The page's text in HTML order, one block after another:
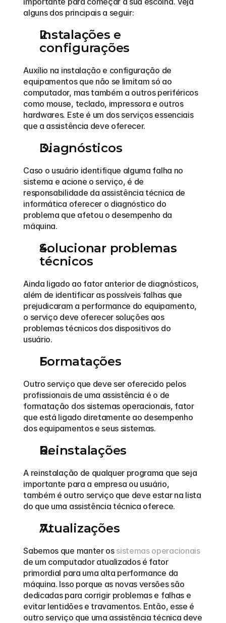
alguns dos principais a seguir:
Instalações e
configurações
Auxílio na instalação e configuração de
equipamentos que não se limitam só ao
computador, mas também a outros periféricos
como mouse, teclado, impressora e outros
hardwares. Este é um dos serviços essenciais
que a assistência deve oferecer.
Diagnósticos
Caso o usuário identifique alguma falha no
sistema e acione o serviço, é de
responsabilidade da assistência técnica de
informática oferecer o diagnóstico do
problema que afetou o desempenho da
máquina.
Solucionar problemas
técnicos
Ainda ligado ao fator anterior de diagnósticos,
além de identificar as possíveis falhas que
prejudicaram a performance do equipamento,
o serviço deve oferecer soluções aos
problemas técnicos dos dispositivos do
usuário.
Formatações
Outro serviço que deve ser oferecido pelos
profissionais de uma assistência é o de
formatação dos sistemas operacionais, fator
que está ligado diretamente ao desempenho
dos equipamentos e seus sistemas.
Reinstalações
A reinstalação de qualquer programa que seja
importante para a empresa ou usuário,
também é outro serviço que deve estar na lista
do que uma assistência técnica oferece.
Atualizações
Sabemos que manter os sistemas operacionais
de um computador atualizados é fator
primordial para uma alta performance da
máquina. Isso porque as novas versões são
dedicadas para corrigir problemas e falhas e
evitar lentidões e travamentos. Então, esse é
outro serviço que uma assistência técnica deve